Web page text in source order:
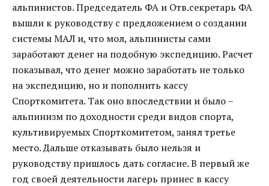
альпинистов. Председатель ФА и Отв.секретарь ФА
вышли к руководству с предложением о создании
системы МАЛ и, что мол, альпинисты сами
заработают денег на подобную экспедицию. Расчет
показывал, что денег можно заработать не только
на экспедицию, но и пополнить кассу
Спорткомитета. Так оно впоследствии и было –
альпинизм по доходности среди видов спорта,
культивируемых Спорткомитетом, занял третье
место. Дальше отказывать было нельзя и
руководству пришлось дать согласие. В первый же
год своей деятельности лагерь принес в кассу